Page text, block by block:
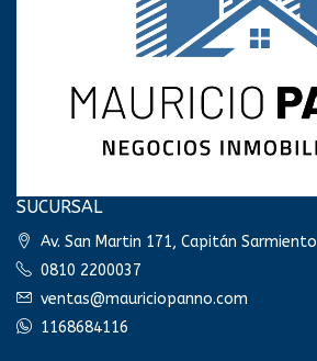
SUCURSAL
Av. San Martin 171, Capitán Sarmiento
0810 2200037
ventas@mauriciopanno.com
1168684116